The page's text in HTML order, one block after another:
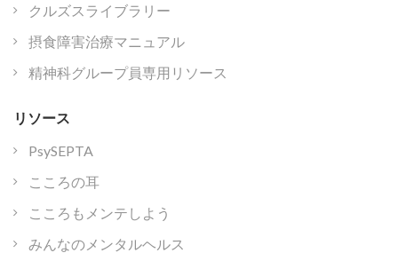
クルズスライブラリー
摂食障害治療マニュアル
精神科グループ員専用リソース
リソース
PsySEPTA
こころの耳
こころもメンテしよう
みんなのメンタルヘルス